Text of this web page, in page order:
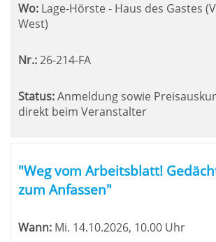
Wo: Lage-Hörste - Haus des Gastes
West)
Nr.:26-214-FA
Status:Anmeldung sowie
direkt beim Veranstalter
"Weg vom Arbeitsblatt!
zum Anfassen"
Wann: Mi. 14.10.2026, 10.00 Uhr